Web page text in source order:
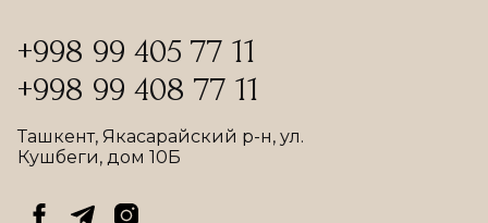
+998 99 405 77 11
+998 99 408 77 11
Ташкент, Якасарайский р-н, ул.
Кушбеги, дом 10Б